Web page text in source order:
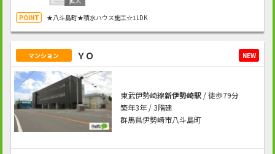
★八斗島町★積水ハウス施工☆1LDK
マンション ＹＯ NEW
東武伊勢崎線新伊勢崎駅/ 徒歩79分
築年3年 / 3階建
群馬県伊勢崎市八斗島町